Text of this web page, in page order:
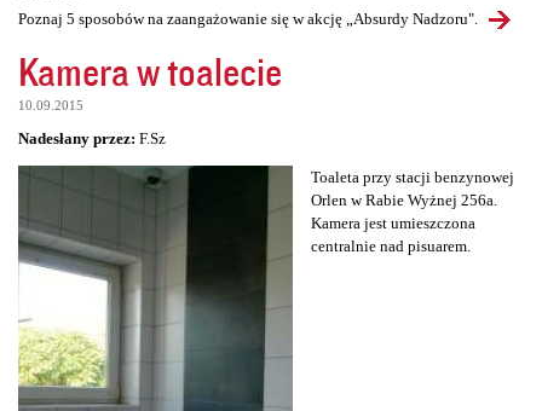
Poznaj 5 sposobów na zaangażowanie się w akcję „Absurdy Nadzoru".
Kamera w toalecie
10.09.2015
Nadesłany przez: F.Sz
Toaleta przy stacji benzynowej
Orlen w Rabie Wyżnej 256a.
Kamera jest umieszczona
centralnie nad pisuarem.